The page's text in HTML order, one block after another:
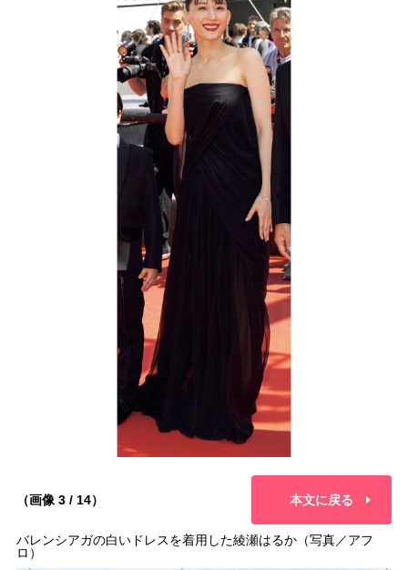
（画像 3 / 14） 本文に戻る
バレンシアガの白いドレスを着用した綾瀬はるか（写真／アフ
ロ）